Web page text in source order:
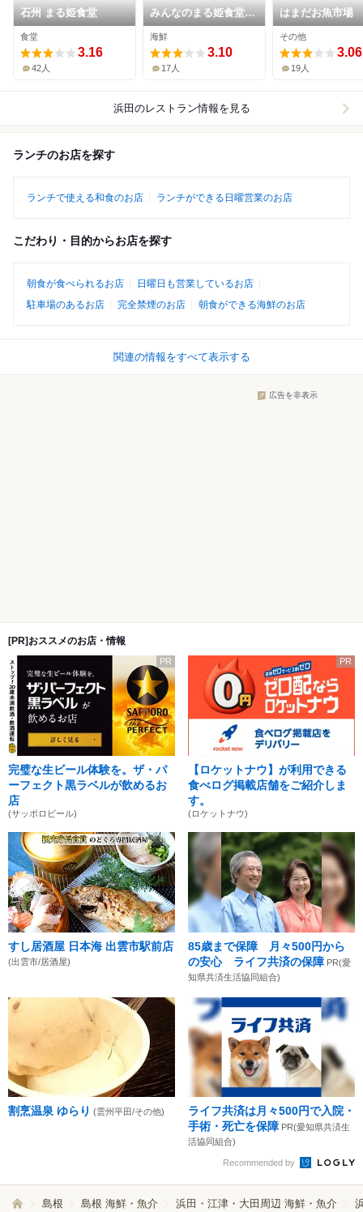
石州 まる姫食堂
食堂
3.16
42人
みんなのまる姫食堂
お魚市場店
海鮮
3.10
17人
はまだお魚市場
その他
3.06
19人
浜田 のレストラン情報を見る
ランチのお店を探す
ランチで使える和食のお店 ランチができる日曜営業のお店
こだわり・目的からお店を探す
朝食が食べられるお店
日曜日も営業しているお店
駐車場のあるお店
完全禁煙のお店 朝食ができる海鮮のお店
関連の情報をすべて表示する
広告を非表示
[PR]おススメのお店・情報
PR
完璧な生ビール体験を。ザ・パ
ーフェクト黒ラベルが飲めるお
店
(サッポロビール)
PR
【ロケットナウ】が利用できる
食べログ掲載店舗をご紹介しま
す。
(ロケットナウ)
すし居酒屋 日本海 出雲市駅前店
(出雲市/居酒屋)
85歳まで保障 月々500円から
の安心 ライフ共済の保障 PR(愛
知県共済生活協同組合)
割烹温泉 ゆらり (雲州平田/その他)
ライフ共済は月々500円で入院・
手術・死亡を保障 PR(愛知県共済生
活協同組合)
Recommended by
島根 島根 海鮮・魚介 浜田・江津・大田周辺 海鮮・魚介